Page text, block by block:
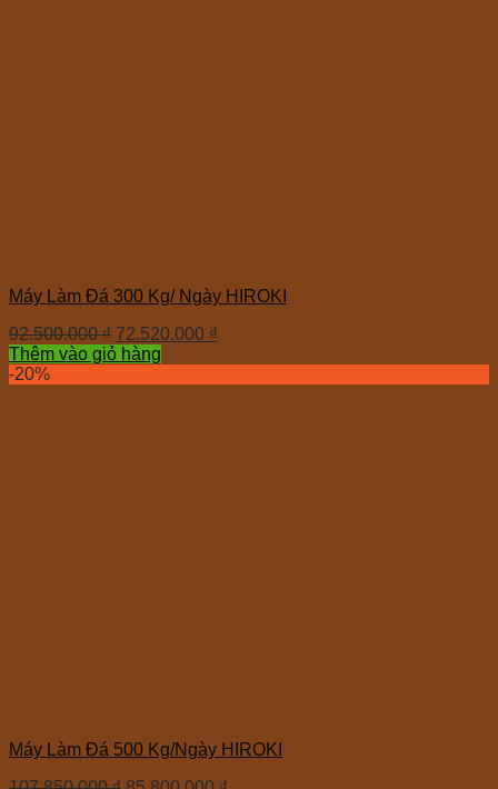
Máy Làm Đá 300 Kg/ Ngày HIROKI
92.500.000₫ 72.520.000 ₫
Thêm vào giỏ hàng
-20%
Máy Làm Đá 500 Kg/Ngày HIROKI